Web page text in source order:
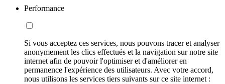
Performance
Si vous acceptez ces services, nous pouvons tracer et analyser
anonymement les clics effectués et la navigation sur notre site
internet afin de pouvoir l'optimiser et d'améliorer en
permanence l'expérience des utilisateurs. Avec votre accord,
nous utilisons les services tiers suivants sur ce site internet :